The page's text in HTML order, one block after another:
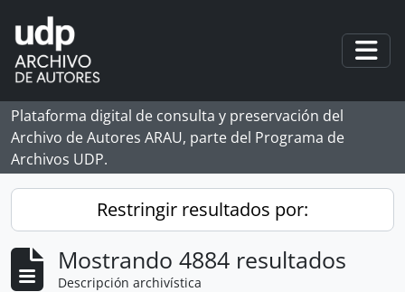
Skip to main content
Plataforma digital de consulta y preservación del
Archivo de Autores ARAU, parte del Programa de
Archivos UDP.
Restringir resultados por:
Mostrando 4884 resultados
Descripción archivística